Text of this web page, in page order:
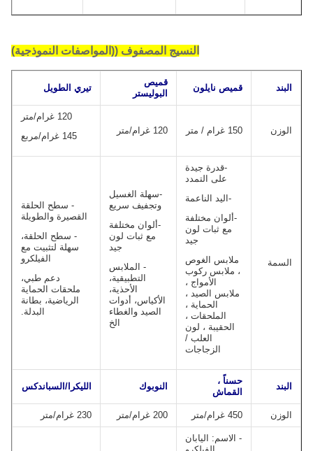
النسيج المصفوف ((المواصفات النموذجية)
البند قميص نايلون
قميص
البوليستر
تيري الطويل
الوزن 150 غرام / متر 120 غرام/متر
120 غرام/متر
145 غرام/مربع
السمة
-قدرة جيدة
على التمدد
-اليد الناعمة
-ألوان مختلفة
مع ثبات لون
جيد
ملابس الغوص
، ملابس ركوب
الأمواج ،
ملابس الصيد ،
الحماية ،
الملحقات ،
الحقيبة ، لون
العلب /
الزجاجات
-سهلة الغسيل
وتجفيف سريع
-ألوان مختلفة
مع ثبات لون
جيد
- الملابس
التطبيقية،
الأحذية،
الأكياس، أدوات
الصيد والغطاء
الخ
- سطح الحلقة
القصيرة والطويلة
- سطح الحلقة،
سهلة لتثبيت مع
الفيلكرو
دعم طبي،
ملحقات الحماية
الرياضية، بطانة
البدلة.
البند
حسناً ،
القماش
النوبوك الليكرا/السباندكس
الوزن 450 غرام/متر 200 غرام/متر 230 غرام/متر
- الاسم: اليابان